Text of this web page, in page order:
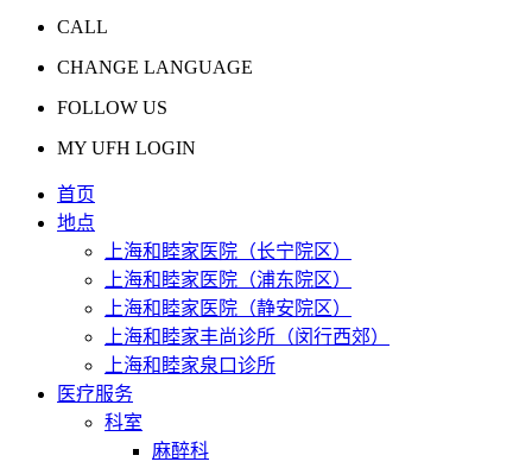
CALL
CHANGE LANGUAGE
FOLLOW US
MY UFH LOGIN
首页
地点
上海和睦家医院（长宁院区）
上海和睦家医院（浦东院区）
上海和睦家医院（静安院区）
上海和睦家丰尚诊所（闵行西郊）
上海和睦家泉口诊所
医疗服务
科室
麻醉科